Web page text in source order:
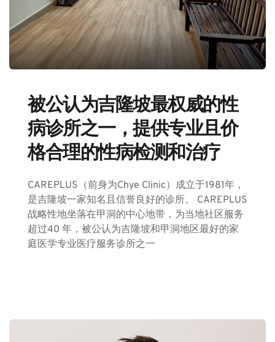
被公认为吉隆坡最权威的性
病诊所之一，提供专业且价
格合理的性病检测和治疗
CAREPLUS（前身为Chye Clinic）成立于1981年，
是吉隆坡一家知名且信誉良好的诊所。 CAREPLUS
战略性地坐落在甲洞的中心地带，为当地社区服务
超过40 年，被公认为吉隆坡和甲洞地区最好的家
庭医学专业医疗服务诊所之一